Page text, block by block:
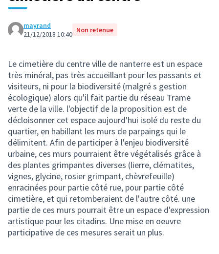
mayrand
21/12/2018 10:40 Non retenue
Le cimetière du centre ville de nanterre est un espace
très minéral, pas très accueillant pour les passants et
visiteurs, ni pour la biodiversité (malgré s gestion
écologique) alors qu'il fait partie du réseau Trame
verte de la ville. l'objectif de la proposition est de
décloisonner cet espace aujourd'hui isolé du reste du
quartier, en habillant les murs de parpaings qui le
délimitent. Afin de participer à l'enjeu biodiversité
urbaine, ces murs pourraient être végétalisés grâce à
des plantes grimpantes diverses (lierre, clématites,
vignes, glycine, rosier grimpant, chèvrefeuille)
enracinées pour partie côté rue, pour partie côté
cimetière, et qui retomberaient de l'autre côté. une
partie de ces murs pourrait être un espace d'expression
artistique pour les citadins. Une mise en oeuvre
participative de ces mesures serait un plus.